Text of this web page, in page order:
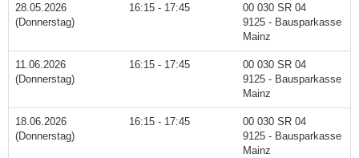
28.05.2026
(Donnerstag)
16:15 - 17:45
00 030 SR 04
9125 - Bausparkasse
Mainz
11.06.2026
(Donnerstag)
16:15 - 17:45
00 030 SR 04
9125 - Bausparkasse
Mainz
18.06.2026
(Donnerstag)
16:15 - 17:45
00 030 SR 04
9125 - Bausparkasse
Mainz